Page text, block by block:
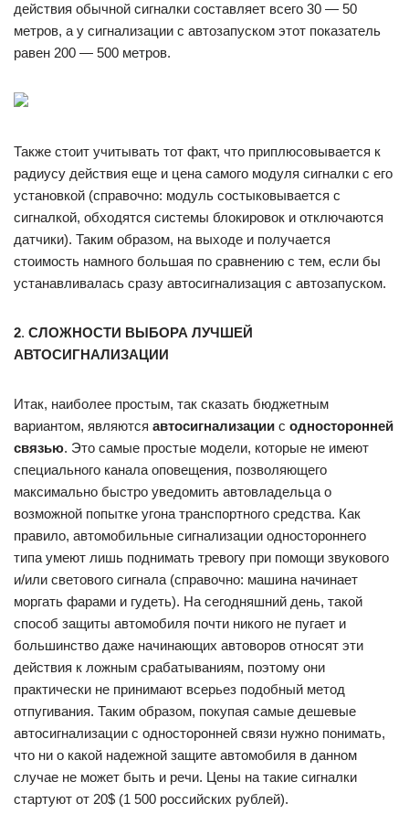
действия обычной сигналки составляет всего 30 — 50
метров, а у сигнализации с автозапуском этот показатель
равен 200 — 500 метров.
Также стоит учитывать тот факт, что приплюсовывается к
радиусу действия еще и цена самого модуля сигналки с его
установкой (справочно: модуль состыковывается с
сигналкой, обходятся системы блокировок и отключаются
датчики). Таким образом, на выходе и получается
стоимость намного большая по сравнению с тем, если бы
устанавливалась сразу автосигнализация с автозапуском.
2. СЛОЖНОСТИ ВЫБОРА ЛУЧШЕЙ
АВТОСИГНАЛИЗАЦИИ
Итак, наиболее простым, так сказать бюджетным
вариантом, являются автосигнализации с односторонней
связью. Это самые простые модели, которые не имеют
специального канала оповещения, позволяющего
максимально быстро уведомить автовладельца о
возможной попытке угона транспортного средства. Как
правило, автомобильные сигнализации одностороннего
типа умеют лишь поднимать тревогу при помощи звукового
и/или светового сигнала (справочно: машина начинает
моргать фарами и гудеть). На сегодняшний день, такой
способ защиты автомобиля почти никого не пугает и
большинство даже начинающих автоворов относят эти
действия к ложным срабатываниям, поэтому они
практически не принимают всерьез подобный метод
отпугивания. Таким образом, покупая самые дешевые
автосигнализации с односторонней связи нужно понимать,
что ни о какой надежной защите автомобиля в данном
случае не может быть и речи. Цены на такие сигналки
стартуют от 20$ (1 500 российских рублей).